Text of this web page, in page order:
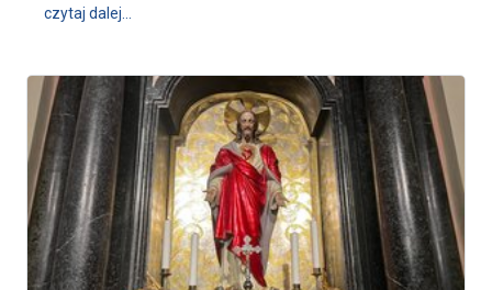
czytaj dalej…